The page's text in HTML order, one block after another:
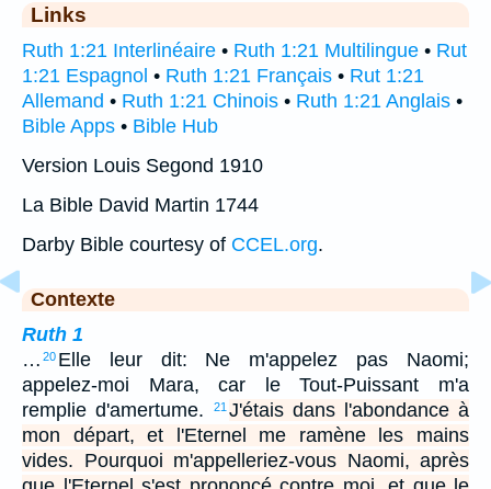
Links
Ruth 1:21 Interlinéaire • Ruth 1:21 Multilingue • Rut
1:21 Espagnol • Ruth 1:21 Français • Rut 1:21
Allemand • Ruth 1:21 Chinois • Ruth 1:21 Anglais •
Bible Apps • Bible Hub
Version Louis Segond 1910
La Bible David Martin 1744
Darby Bible courtesy of CCEL.org.
Contexte
Ruth 1
… 20 Elle leur dit: Ne m'appelez pas Naomi;
appelez-moi Mara, car le Tout-Puissant m'a
remplie d'amertume.
21 J'étais dans l'abondance à
mon départ, et l'Eternel me ramène les mains
vides. Pourquoi m'appelleriez-vous Naomi, après